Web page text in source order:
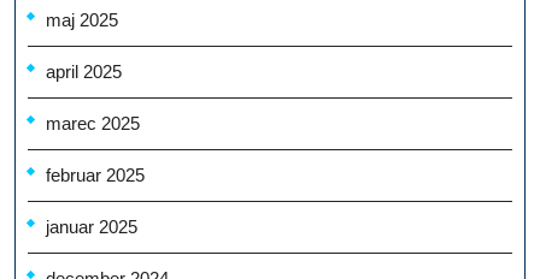
maj 2025
april 2025
marec 2025
februar 2025
januar 2025